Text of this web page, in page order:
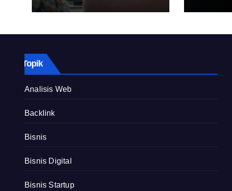
Topik
Analisis Web
Backlink
Bisnis
Bisnis Digital
Bisnis Startup